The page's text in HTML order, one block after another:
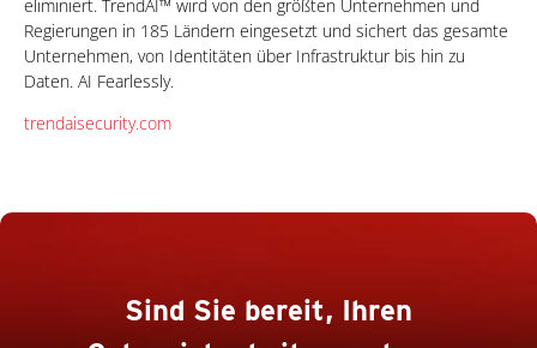
eliminiert. TrendAI™ wird von den größten Unternehmen und
Regierungen in 185 Ländern eingesetzt und sichert das gesamte
Unternehmen, von Identitäten über Infrastruktur bis hin zu
Daten. AI Fearlessly.
trendaisecurity.com
Sind Sie bereit, Ihren